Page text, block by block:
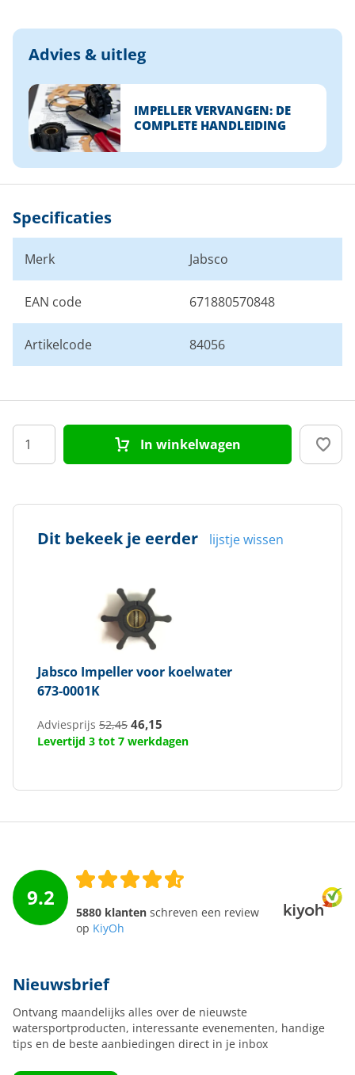
Advies & uitleg
IMPELLER VERVANGEN: DE
COMPLETE HANDLEIDING
Specificaties
Merk Jabsco
EAN code 671880570848
Artikelcode 84056
In winkelwagen
Dit bekeek je eerder lijstje wissen
Jabsco Impeller voor koelwater
673-0001K
Adviesprijs 52,45 46,15
Levertijd 3 tot 7 werkdagen
9.2
5880 klanten schreven een review
op KiyOh
Nieuwsbrief
Ontvang maandelijks alles over de nieuwste
watersportproducten, interessante evenementen, handige
tips en de beste aanbiedingen direct in je inbox